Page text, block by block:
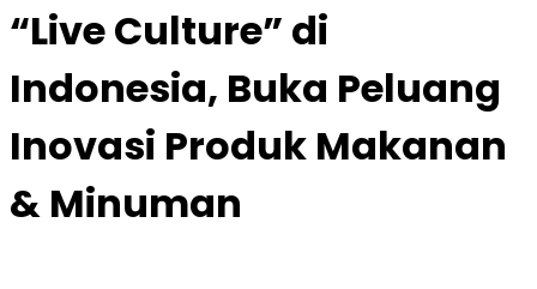
“Live Culture” di
Indonesia, Buka Peluang
Inovasi Produk Makanan
& Minuman